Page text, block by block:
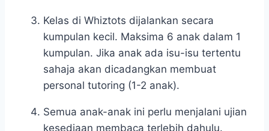
Kelas di Whiztots dijalankan secara
kumpulan kecil. Maksima 6 anak dalam 1
kumpulan. Jika anak ada isu-isu tertentu
sahaja akan dicadangkan membuat
personal tutoring (1-2 anak).
Semua anak-anak ini perlu menjalani ujian
kesediaan membaca terlebih dahulu.